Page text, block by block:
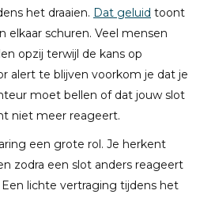
het draaien. Dat geluid toont
elkaar schuren. Veel mensen
opzij terwijl de kans op
alert te blijven voorkom je dat je
moet bellen of dat jouw slot
niet meer reageert.
een grote rol. Je herkent
zodra een slot anders reageert
lichte vertraging tijdens het